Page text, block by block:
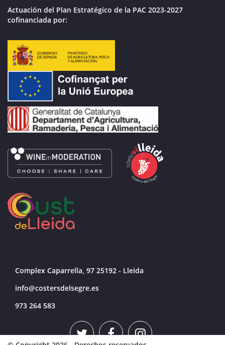
Actuación del Plan Estratégico de la PAC 2023-2027
cofinanciada por:
Complex Caparrella, 97 25192 - Lleida
info@costersdelsegre.es
973 264 583